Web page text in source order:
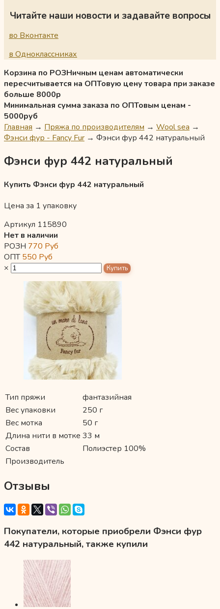
Читайте наши новости и задавайте вопросы
во Вконтакте
в Одноклассниках
Корзина по РОЗНичным ценам автоматически
пересчитывается на ОПТовую цену товара при заказе
больше 8000р
Минимальная сумма заказа по ОПТовым ценам -
5000руб
Главная → Пряжа по производителям → Wool sea →
Фэнси фур - Fancy Fur → Фэнси фур 442 натуральный
Фэнси фур 442 натуральный
Купить Фэнси фур 442 натуральный
Цена за 1 упаковку
Артикул 115890
Нет в наличии
РОЗН 770 Руб
ОПТ550 Руб
×
Тип пряжи
фантазийная
Вес упаковки
250 г
Вес мотка
50 г
Длина нити в мотке 33 м
Состав
Полиэстер 100%
Производитель
Отзывы
Покупатели, которые приобрели Фэнси фур
442 натуральный, также купили